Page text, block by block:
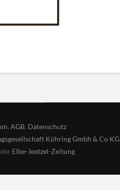
, AGB, Datenschutz
Köhring Gmbh & Co KG
Elbe-Jeetzel-Zeitung